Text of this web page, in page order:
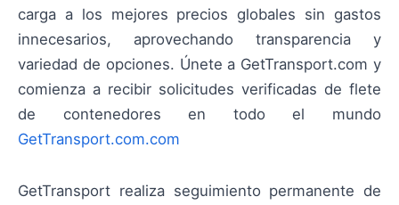
carga a los mejores precios globales sin gastos
innecesarios, aprovechando transparencia y
variedad de opciones. Únete a GetTransport.com y
comienza a recibir solicitudes verificadas de flete
de contenedores en todo el mundo
GetTransport.com.com
GetTransport realiza seguimiento permanente de